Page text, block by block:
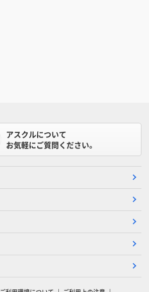
アスクルについて
お気軽にご質問ください。